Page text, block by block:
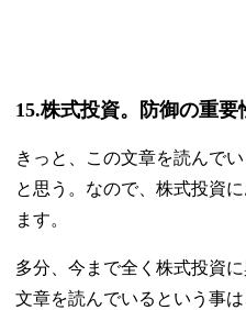
15.株式投資。防御の重要
きっと、この文章を読んで
と思う。なので、株式投資
ます。
多分、今まで全く株式投資
文章を読んでいるという事